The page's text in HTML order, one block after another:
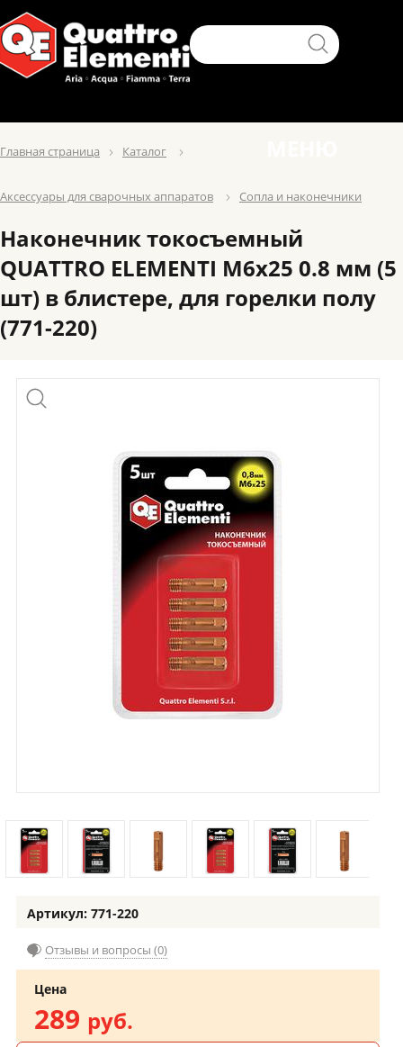
Главная страница Каталог
Аксессуары для сварочных аппаратов Сопла и наконечники
Наконечник токосъемный
QUATTRO ELEMENTI M6x25 0.8 мм (5
шт) в блистере, для горелки полу
(771-220)
Артикул: 771-220
Отзывы и вопросы (0)
Цена
289 руб.